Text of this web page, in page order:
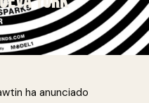
ha anunciado